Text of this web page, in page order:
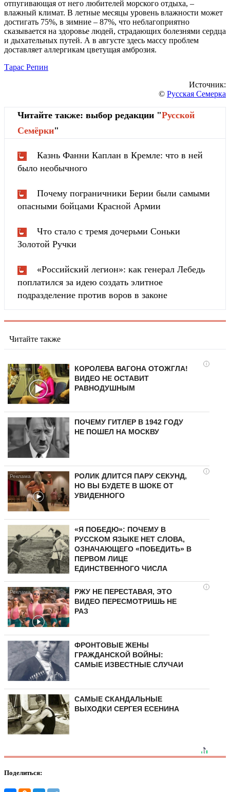
отпугивающая от него любителей морского отдыха, –
влажный климат. В летные месяцы уровень влажности может
достигать 75%, в зимние – 87%, что неблагоприятно
сказывается на здоровье людей, страдающих болезнями сердца
и дыхательных путей. А в августе здесь массу проблем
доставляет аллергикам цветущая амброзия.
Тарас Репин
Источник:
© Русская Семерка
Читайте также: выбор редакции "Русской
Cемёрки"
Казнь Фанни Каплан в Кремле: что в ней
было необычного
Почему пограничники Берии были самыми
опасными бойцами Красной Армии
Что стало с тремя дочерьми Соньки
Золотой Ручки
«Российский легион»: как генерал Лебедь
поплатился за идею создать элитное
подразделение против воров в законе
Читайте также
i
КОРОЛЕВА ВАГОНА ОТОЖГЛА!
ВИДЕО НЕ ОСТАВИТ
РАВНОДУШНЫМ
ПОЧЕМУ ГИТЛЕР В 1942 ГОДУ
НЕ ПОШЕЛ НА МОСКВУ
i
РОЛИК ДЛИТСЯ ПАРУ СЕКУНД,
НО ВЫ БУДЕТЕ В ШОКЕ ОТ
УВИДЕННОГО
«Я ПОБЕДЮ»: ПОЧЕМУ В
РУССКОМ ЯЗЫКЕ НЕТ СЛОВА,
ОЗНАЧАЮЩЕГО «ПОБЕДИТЬ» В
ПЕРВОМ ЛИЦЕ
ЕДИНСТВЕННОГО ЧИСЛА
i
РЖУ НЕ ПЕРЕСТАВАЯ, ЭТО
ВИДЕО ПЕРЕСМОТРИШЬ НЕ
РАЗ
ФРОНТОВЫЕ ЖЕНЫ
ГРАЖДАНСКОЙ ВОЙНЫ:
САМЫЕ ИЗВЕСТНЫЕ СЛУЧАИ
САМЫЕ СКАНДАЛЬНЫЕ
ВЫХОДКИ СЕРГЕЯ ЕСЕНИНА
Поделиться: